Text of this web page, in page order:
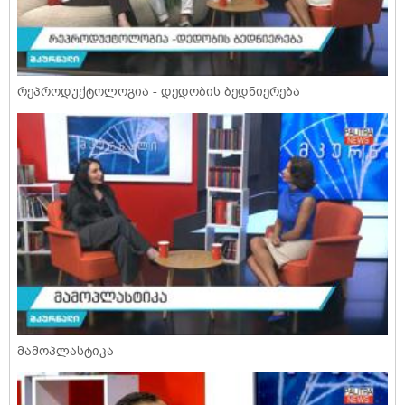
რეპროდუქტოლოგია - დედობის ბედნიერება
მამოპლასტიკა